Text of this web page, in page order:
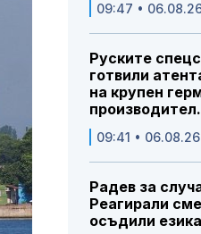
09:47 •
Руските
готвили
на крупен
09:41 • 06.08.26
Радев за
Реагирали
осъдили